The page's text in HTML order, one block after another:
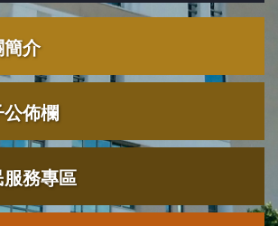
簡介
公佈欄
服務專區